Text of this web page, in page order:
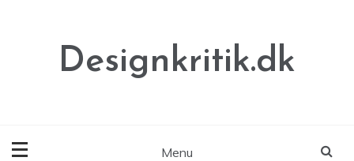
Designkritik.dk
Menu